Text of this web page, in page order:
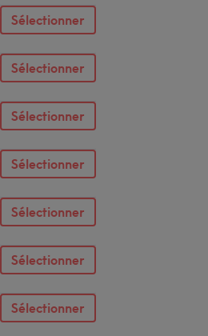
Sélectionner
Sélectionner
Sélectionner
Sélectionner
Sélectionner
Sélectionner
Sélectionner